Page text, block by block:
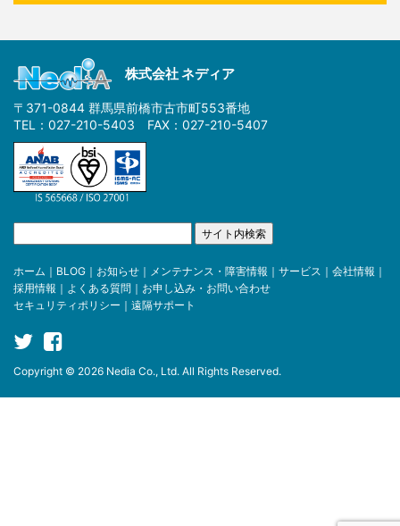
株式会社 ネディア
〒371-0844 群馬県前橋市古市町553番地
TEL：027-210-5403 FAX：027-210-5407
ホーム ｜ BLOG ｜ お知らせ ｜ メンテナンス・障害情報 ｜ サービス ｜ 会社情報 ｜
採用情報 ｜ よくある質問 ｜ お申し込み・お問い合わせ
セキュリティポリシー ｜ 遠隔サポート
Copyright © 2026 Nedia Co., Ltd. All Rights Reserved.